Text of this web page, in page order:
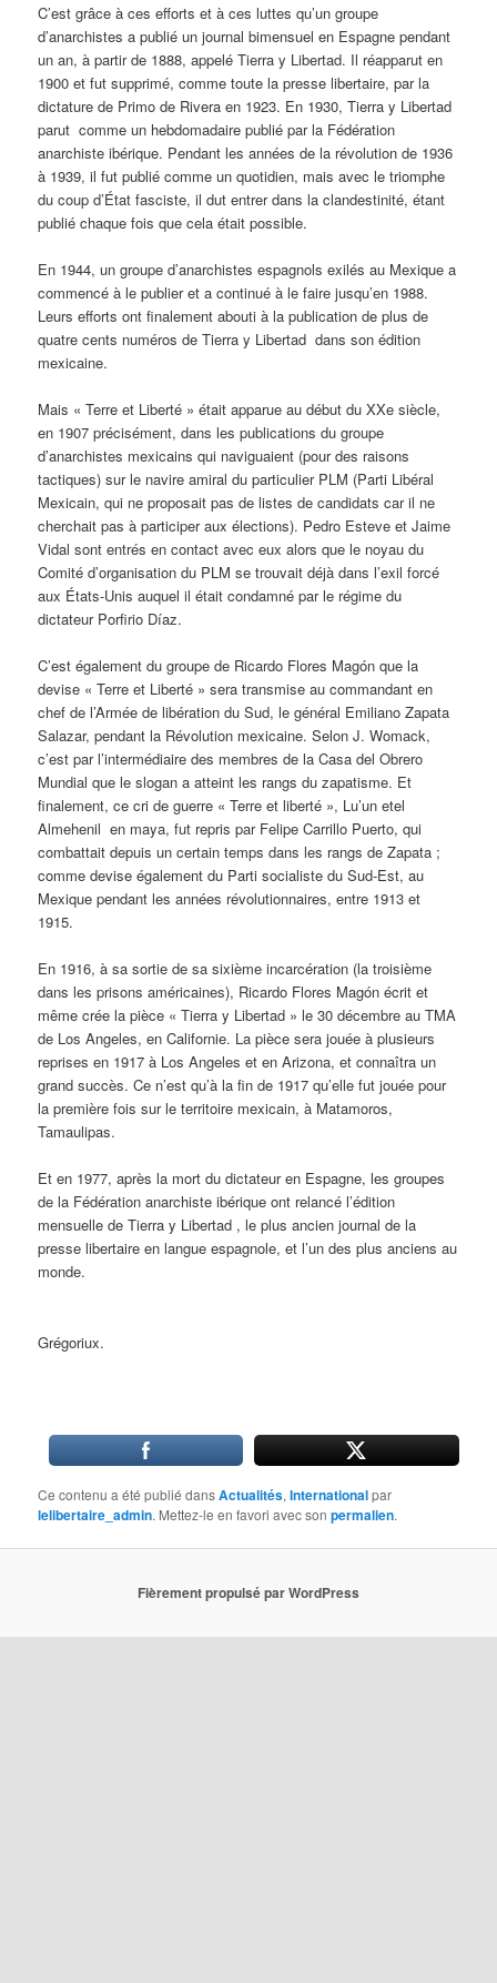
C’est grâce à ces efforts et à ces luttes qu’un groupe
d’anarchistes a publié un journal bimensuel en Espagne pendant
un an, à partir de 1888, appelé Tierra y Libertad. Il réapparut en
1900 et fut supprimé, comme toute la presse libertaire, par la
dictature de Primo de Rivera en 1923. En 1930, Tierra y Libertad
parut comme un hebdomadaire publié par la Fédération
anarchiste ibérique. Pendant les années de la révolution de 1936
à 1939, il fut publié comme un quotidien, mais avec le triomphe
du coup d’État fasciste, il dut entrer dans la clandestinité, étant
publié chaque fois que cela était possible.
En 1944, un groupe d’anarchistes espagnols exilés au Mexique a
commencé à le publier et a continué à le faire jusqu’en 1988.
Leurs efforts ont finalement abouti à la publication de plus de
quatre cents numéros de Tierra y Libertad dans son édition
mexicaine.
Mais « Terre et Liberté » était apparue au début du XXe siècle,
en 1907 précisément, dans les publications du groupe
d’anarchistes mexicains qui naviguaient (pour des raisons
tactiques) sur le navire amiral du particulier PLM (Parti Libéral
Mexicain, qui ne proposait pas de listes de candidats car il ne
cherchait pas à participer aux élections). Pedro Esteve et Jaime
Vidal sont entrés en contact avec eux alors que le noyau du
Comité d’organisation du PLM se trouvait déjà dans l’exil forcé
aux États-Unis auquel il était condamné par le régime du
dictateur Porfirio Díaz.
C’est également du groupe de Ricardo Flores Magón que la
devise « Terre et Liberté » sera transmise au commandant en
chef de l’Armée de libération du Sud, le général Emiliano Zapata
Salazar, pendant la Révolution mexicaine. Selon J. Womack,
c’est par l’intermédiaire des membres de la Casa del Obrero
Mundial que le slogan a atteint les rangs du zapatisme. Et
finalement, ce cri de guerre « Terre et liberté », Lu’un etel
Almehenil en maya, fut repris par Felipe Carrillo Puerto, qui
combattait depuis un certain temps dans les rangs de Zapata ;
comme devise également du Parti socialiste du Sud-Est, au
Mexique pendant les années révolutionnaires, entre 1913 et
1915.
En 1916, à sa sortie de sa sixième incarcération (la troisième
dans les prisons américaines), Ricardo Flores Magón écrit et
même crée la pièce « Tierra y Libertad » le 30 décembre au TMA
de Los Angeles, en Californie. La pièce sera jouée à plusieurs
reprises en 1917 à Los Angeles et en Arizona, et connaîtra un
grand succès. Ce n’est qu’à la fin de 1917 qu’elle fut jouée pour
la première fois sur le territoire mexicain, à Matamoros,
Tamaulipas.
Et en 1977, après la mort du dictateur en Espagne, les groupes
de la Fédération anarchiste ibérique ont relancé l’édition
mensuelle de Tierra y Libertad , le plus ancien journal de la
presse libertaire en langue espagnole, et l’un des plus anciens au
monde.
Grégoriux.
Ce contenu a été publié dansActualités,Internationalpar
lelibertaire_admin. Mettez-le en favori avec sonpermalien.
Fièrement propulsé par WordPress